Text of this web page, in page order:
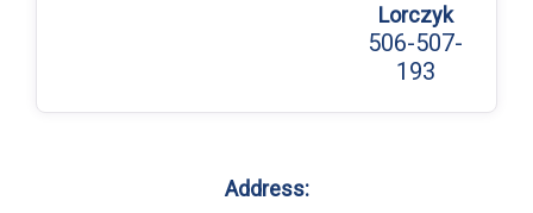
Lorczyk
506-507-
193
Address: